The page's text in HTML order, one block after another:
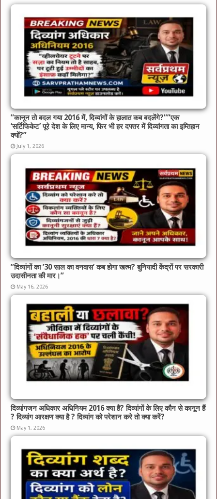
​”कानून तो बदल गया 2016 में, दिव्यांगों के हालात कब बदलेंगे?”​”एक
‘सर्टिफिकेट’ पूरे देश के लिए मान्य, फिर भी हर दफ्तर में दिव्यांगता का इम्तिहान
क्यों?”
July 1, 2026
​”दिव्यांगों का ’30 साल का वनवास’ कब होगा खत्म? बुनियादी केंद्रों पर सरकारी
उदासीनता की मार।”
May 16, 2026
दिव्यांगजन अधिकार अधिनियम 2016 क्या है? दिव्यांगों के लिए कौन से कानून हैं
? दिव्यांग आरक्षण क्या है ? दिव्यांग को परेशान करे तो क्या करें?
May 1, 2026